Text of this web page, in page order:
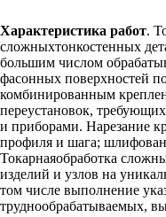
Характеристика работ.
сложныхтонкостенных
большим числом
фасонных поверхностей
комбинированным
переустановок,
и приборами. Нарезание
профиля и шага;
Токарнаяобработка
изделий и узлов на
том числе выполнение
труднообрабатываемых,